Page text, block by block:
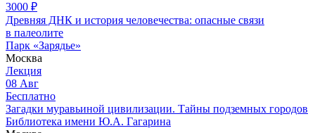
3000 ₽
Древняя ДНК и история человечества: опасные связи
в палеолите
Парк «Зарядье»
Москва
Лекция
08 Авг
Бесплатно
Загадки муравьиной цивилизации. Тайны подземных городов
Библиотека имени Ю.А. Гагарина